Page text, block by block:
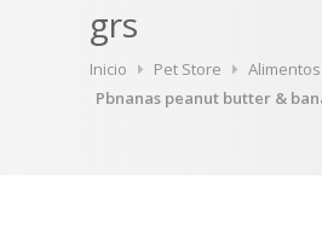
grs
Inicio Pet Store Alimentos
Pbnanas peanut butter &